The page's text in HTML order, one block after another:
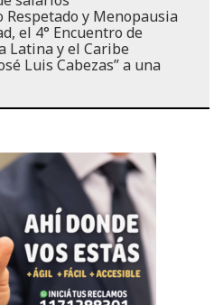
Respetado y Menopausia
el 4° Encuentro de
Latina y el Caribe
Luis Cabezas” a una